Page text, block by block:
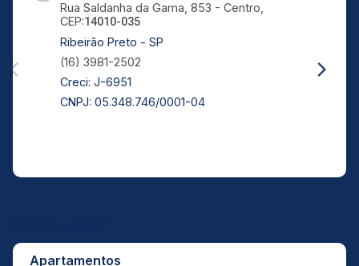
Rua Saldanha da Gama, 853 - Centro,
CEP:14010-035
Ribeirão Preto - SP
(16) 3981-2502
Creci: J-6951
CNPJ: 05.348.746/0001-04
Apartamentos